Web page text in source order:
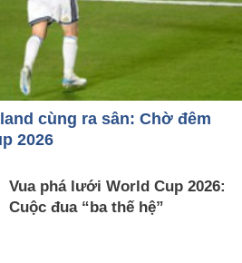
cùng ra sân: Chờ đêm
2026
Vua phá lưới World Cup 2026:
Cuộc đua “ba thế hệ”